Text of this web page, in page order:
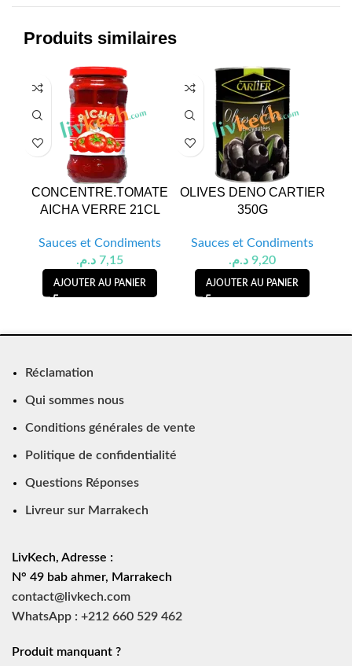
Produits similaires
CONCENTRE.TOMATE
AICHA VERRE 21CL
Sauces et Condiments
7,15 د.م.
AJOUTER AU PANIER
OLIVES DENO CARTIER
350G
Sauces et Condiments
9,20 د.م.
AJOUTER AU PANIER
Réclamation
Qui sommes nous
Conditions générales de vente
Politique de confidentialité
Questions Réponses
Livreur sur Marrakech
LivKech, Adresse :
N° 49 bab ahmer, Marrakech
contact@livkech.com
WhatsApp : +212 660 529 462
Produit manquant ?